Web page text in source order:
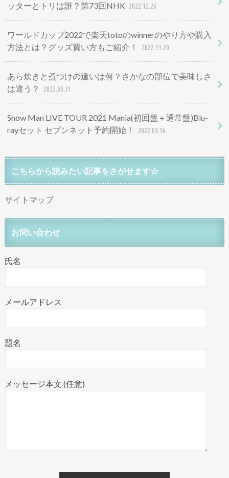
ッターとトリは誰？第73回NHK 2022.12.26
ワールドカップ2022で楽天totoのwinnerのやり方や購入
方法とは？グッズ買い方もご紹介！
2022.11.20
あら炊きと煮つけの違いは何？さかなの部位で美味しさ
は違う？
2022.03.31
Snow Man LIVE TOUR 2021 Mania(初回盤＋通常盤)Blu-
rayセット セブンネット予約開始！
2022.03.16
こちらから読みたい記事をさがせます☆
サイトマップ
お問い合わせ
氏名
メールアドレス
題名
メッセージ本文 (任意)